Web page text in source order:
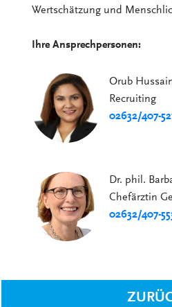
Wertschätzung und
Ihre Ansprechpersonen:
Orub
Recruiting
02632/407-
Dr. phil.
Chefärztin
02632/407-